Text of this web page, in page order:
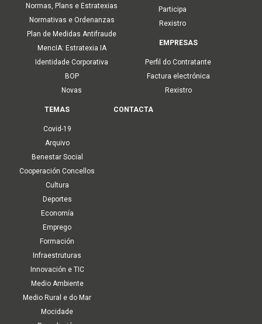
Normas, Plans e Estratexias
Normativas e Ordenanzas
Plan de Medidas Antifraude
MencIA: Estratexia IA
Identidade Corporativa
BOP
Novas
Participa
Rexistro
EMPRESAS
Perfil do Contratante
Factura electrónica
Rexistro
TEMAS
Covid-19
Arquivo
Benestar Social
Cooperación Concellos
Cultura
Deportes
Economía
Emprego
Formación
Infraestruturas
Innovación e TIC
Medio Ambiente
Medio Rural e do Mar
Mocidade
CONTACTA